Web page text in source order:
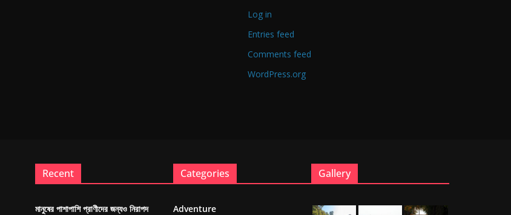
Log in
Entries feed
Comments feed
WordPress.org
Recent
মানুষের পাশাপাশি প্রাণীদের জন্যও নিরাপদ
Categories
Adventure
Gallery